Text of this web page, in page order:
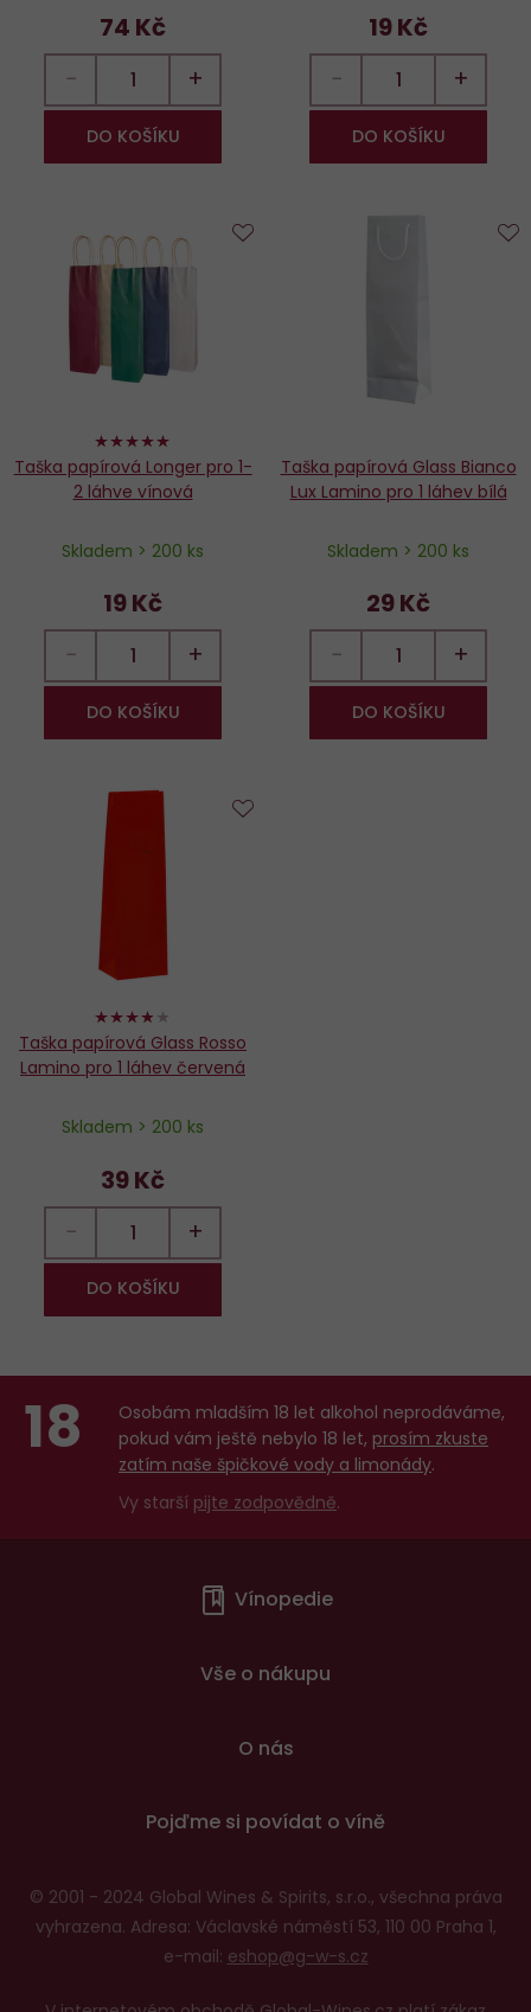
74 Kč
− +
DO KOŠÍKU
19 Kč
− +
DO KOŠÍKU
100%
Taška papírová Longer pro 1-
2 láhve vínová
Skladem > 200 ks
19 Kč
− +
DO KOŠÍKU
Taška papírová Glass Bianco
Lux Lamino pro 1 láhev bílá
Skladem > 200 ks
29 Kč
− +
DO KOŠÍKU
76%
Taška papírová Glass Rosso
Lamino pro 1 láhev červená
Skladem > 200 ks
39 Kč
− +
DO KOŠÍKU
18
Osobám mladším 18 let alkohol neprodáváme,
pokud vám ještě nebylo 18 let, prosím zkuste
zatím naše špičkové vody a limonády.
Vy starší pijte zodpovědně.
Vínopedie
Vše o nákupu
O nás
Pojďme si povídat o víně
© 2001 - 2024 Global Wines & Spirits, s.r.o., všechna práva
vyhrazena. Adresa: Václavské náměstí 53, 110 00 Praha 1,
e-mail: eshop@g-w-s.cz